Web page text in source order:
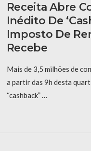
Receita Abre
Inédito De
Imposto De
Recebe
Mais de 3,5 milhões de
a partir das 9h desta
“cashback” …